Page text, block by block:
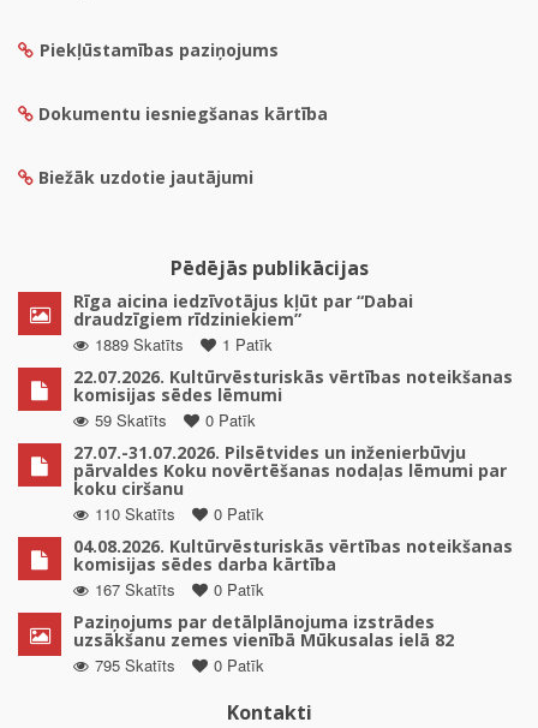
Piekļūstamības paziņojums
Dokumentu iesniegšanas kārtība
Biežāk uzdotie jautājumi
Pēdējās publikācijas
Rīga aicina iedzīvotājus kļūt par “Dabai
draudzīgiem rīdziniekiem”
1889 Skatīts
1 Patīk
22.07.2026. Kultūrvēsturiskās vērtības noteikšanas
komisijas sēdes lēmumi
59 Skatīts
0 Patīk
27.07.-31.07.2026. Pilsētvides un inženierbūvju
pārvaldes Koku novērtēšanas nodaļas lēmumi par
koku ciršanu
110 Skatīts
0 Patīk
04.08.2026. Kultūrvēsturiskās vērtības noteikšanas
komisijas sēdes darba kārtība
167 Skatīts
0 Patīk
Paziņojums par detālplānojuma izstrādes
uzsākšanu zemes vienībā Mūkusalas ielā 82
795 Skatīts
0 Patīk
Kontakti